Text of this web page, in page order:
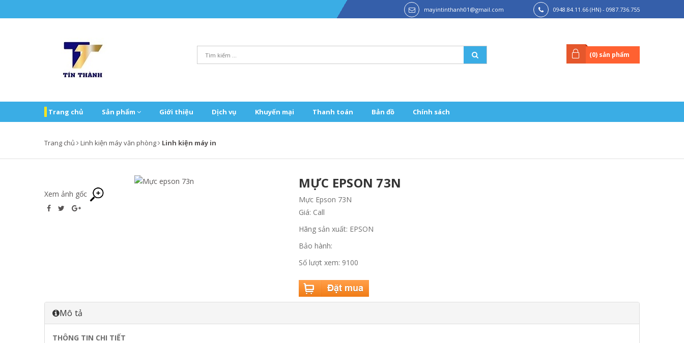
mayintinthanh01@gmail.com 0948.84.11.66 (HN) - 0987.736.755
(0) sản phẩm
Trang chủ Sản phẩm Giới thiệu Dịch vụ Khuyến mại Thanh toán Bản đồ Chính sách
Trang chủ Linh kiện máy văn phòng Linh kiện máy in
Xem ảnh gốc
MỰC EPSON 73N
Mực Epson 73N
Giá: Call
Hãng sản xuất: EPSON
Bảo hành:
Số lượt xem: 9100
Mô tả
THÔNG TIN CHI TIẾT